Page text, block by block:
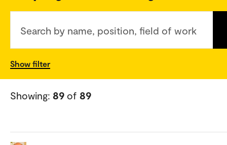
Search by name, position, field of work
Show filter
Showing: 89 of 89